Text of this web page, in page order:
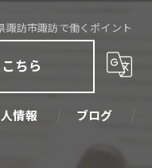
訪市諏訪で働くポイント
ちら
情報 ブログ